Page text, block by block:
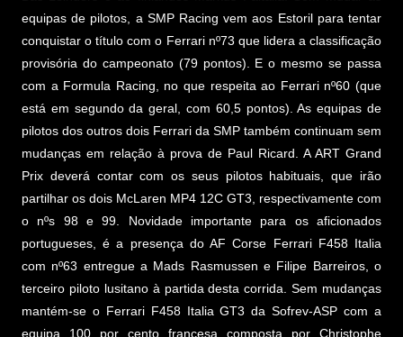
equipas de pilotos, a SMP Racing vem aos Estoril para tentar
conquistar o título com o Ferrari nº73 que lidera a classificação
provisória do campeonato (79 pontos). E o mesmo se passa
com a Formula Racing, no que respeita ao Ferrari nº60 (que
está em segundo da geral, com 60,5 pontos). As equipas de
pilotos dos outros dois Ferrari da SMP também continuam sem
mudanças em relação à prova de Paul Ricard. A ART Grand
Prix deverá contar com os seus pilotos habituais, que irão
partilhar os dois McLaren MP4 12C GT3, respectivamente com
o nºs 98 e 99. Novidade importante para os aficionados
portugueses, é a presença do AF Corse Ferrari F458 Italia
com nº63 entregue a Mads Rasmussen e Filipe Barreiros, o
terceiro piloto lusitano à partida desta corrida. Sem mudanças
mantém-se o Ferrari F458 Italia GT3 da Sofrev-ASP com a
equipa 100 por cento francesa composta por Christophe